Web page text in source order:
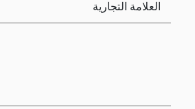
العلامة التجارية